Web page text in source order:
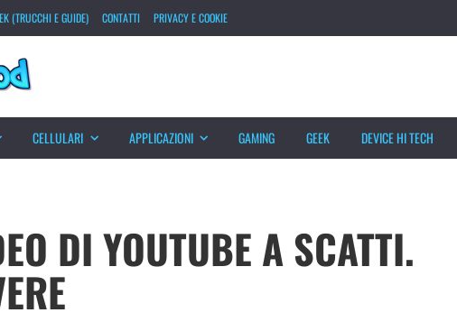
(TRUCCHI E GUIDE) CONTATTI PRIVACY E COOKIE
CELLULARI APPLICAZIONI GAMING GEEK DEVICE HI TECH
DI YOUTUBE A SCATTI.